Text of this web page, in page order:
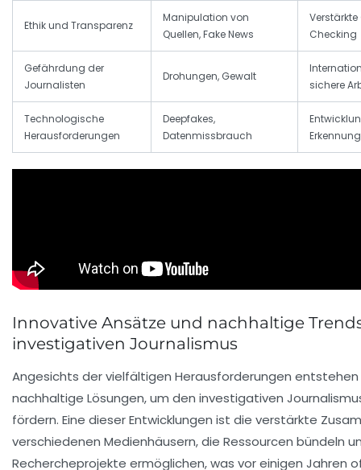
Ethik und Transparenz
Manipulation von
Quellen, Fake News
Checking
Gefährdung der
Journalisten
Drohungen, Gewalt
sichere
Technologische
Herausforderungen
Deepfakes,
Datenmissbrauch
Erkennung
Innovative Ansätze und nachhaltige
investigativen Journalismus
Angesichts der vielfältigen Herausforderungen
nachhaltige Lösungen, um den investigativen
fördern. Eine dieser Entwicklungen ist die verstärkte
verschiedenen Medienhäusern, die Ressourcen bündeln
Rechercheprojekte ermöglichen, was vor einigen Jahren